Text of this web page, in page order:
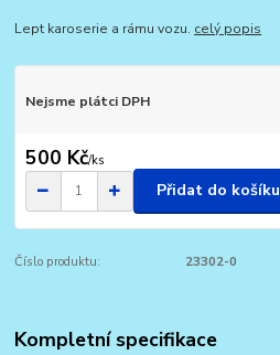
Lept karoserie a rámu vozu. celý popis
Nejsme plátci DPH
500 Kč/ks
Přidat do košíku
Číslo produktu: 23302-0
Kompletní specifikace